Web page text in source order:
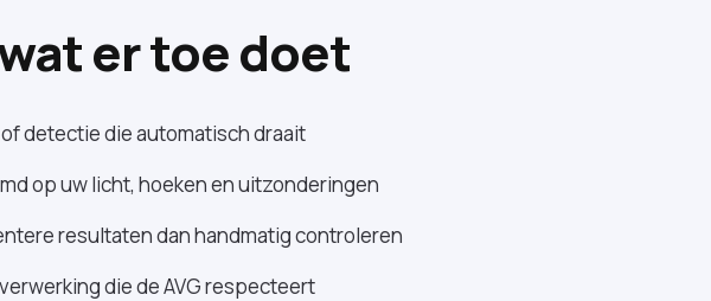
er toe doet
detectie die automatisch draait
op uw licht, hoeken en uitzonderingen
resultaten dan handmatig controleren
die de AVG respecteert